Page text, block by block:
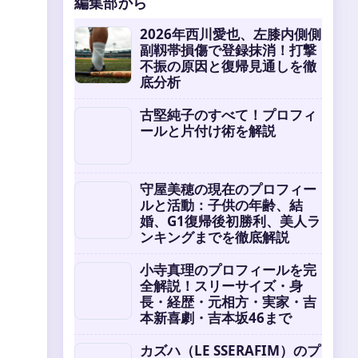
編集部から
2026年西川愛也、左膝内側側
副靱帯損傷で登録抹消！打撃
不振の原因と復帰見通しを徹
底分析
古堅純子のすべて！プロフィ
ールと片付け術を解説
守屋美穂の現在のプロフィー
ルと活動：子供の年齢、結
婚、G1復帰後初勝利、美人ラ
ンキングまでを徹底解説
小寺真理のプロフィールを完
全解説！スリーサイズ・身
長・経歴・元相方・実家・吉
本新喜劇・吉本坂46まで
カズハ（LE SSERAFIM）のプ